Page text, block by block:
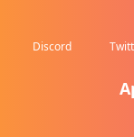
Discord